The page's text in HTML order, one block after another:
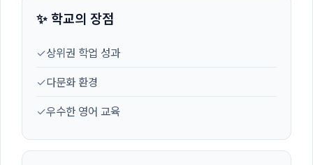
✨ 학교의 장점
✓상위권 학업 성과
✓다문화 환경
✓우수한 영어 교육